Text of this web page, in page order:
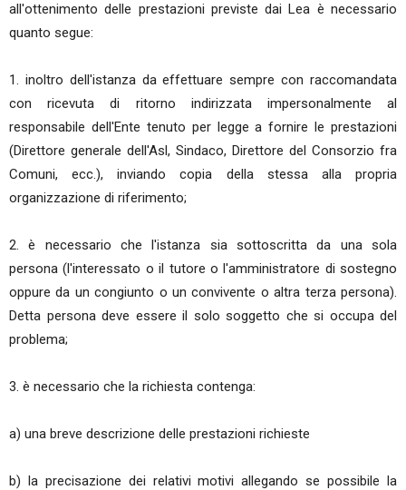
all'ottenimento delle prestazioni previste dai Lea è necessario
quanto segue:
1. inoltro dell'istanza da effettuare sempre con raccomandata
con ricevuta di ritorno indirizzata impersonalmente al
responsabile dell'Ente tenuto per legge a fornire le prestazioni
(Direttore generale dell'Asl, Sindaco, Direttore del Consorzio fra
Comuni, ecc.), inviando copia della stessa alla propria
organizzazione di riferimento;
2. è necessario che l'istanza sia sottoscritta da una sola
persona (l'interessato o il tutore o l'amministratore di sostegno
oppure da un congiunto o un convivente o altra terza persona).
Detta persona deve essere il solo soggetto che si occupa del
problema;
3. è necessario che la richiesta contenga:
a) una breve descrizione delle prestazioni richieste
b) la precisazione dei relativi motivi allegando se possibile la